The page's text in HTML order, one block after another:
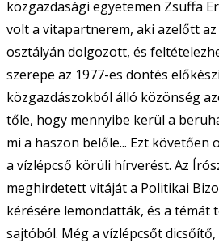
közgazdasági egyetemen Zsuffa
volt a vitapartnerem, aki azelőtt az
osztályán dolgozott, és
szerepe az 1977-es döntés
közgazdászokból álló közönség
tőle, hogy mennyibe kerül a
mi a haszon belőle... Ezt
a vízlépcső körüli hírverést. Az
meghirdetett vitáját a Politikai
kérésére lemondatták, és a témát
sajtóból. Még a vízlépcsőt